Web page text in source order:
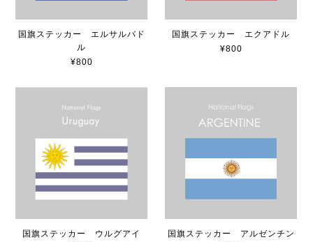
国旗ステッカー エルサルバド
ル
¥800
国旗ステッカー エクアドル
¥800
国旗ステッカー ウルグアイ
国旗ステッカー アルゼンチン